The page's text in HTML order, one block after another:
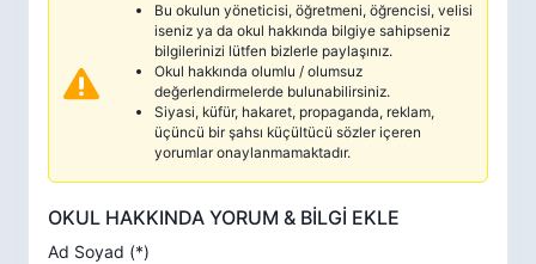
Bu okulun yöneticisi, öğretmeni, öğrencisi, velisi
iseniz ya da okul hakkında bilgiye sahipseniz
bilgilerinizi lütfen bizlerle paylaşınız.
Okul hakkında olumlu / olumsuz
değerlendirmelerde bulunabilirsiniz.
Siyasi, küfür, hakaret, propaganda, reklam,
üçüncü bir şahsı küçültücü sözler içeren
yorumlar onaylanmamaktadır.
OKUL HAKKINDA YORUM & BİLGİ EKLE
Ad Soyad (*)